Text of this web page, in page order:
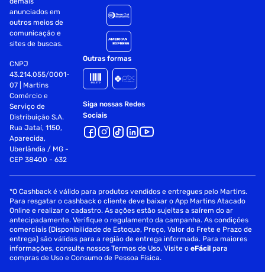
anunciados em
outros meios de
comunicação e
sites de buscas.
CNPJ
43.214.055/0001-
07 | Martins
Comércio e
Serviço de
Distribuição S.A.
Rua Jataí, 1150,
Aparecida,
Uberlândia / MG -
CEP 38400 - 632
Outras formas
Siga nossas Redes
Sociais
*O Cashback é válido para produtos vendidos e entregues pelo Martins.
Para resgatar o cashback o cliente deve baixar o App Martins Atacado
Online e realizar o cadastro. As ações estão sujeitas a saírem do ar
antecipadamente. Verifique o regulamento da campanha. As condições
comerciais (Disponibilidade de Estoque, Preço, Valor do Frete e Prazo de
entrega) são válidas para a região de entrega informada. Para maiores
informações, consulte nossos Termos de Uso. Visite oeFácil para
compras de Uso e Consumo de Pessoa Física.